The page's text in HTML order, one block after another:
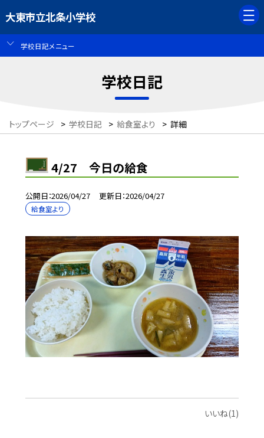
大東市立北条小学校
学校日記メニュー
学校日記
トップページ > 学校日記 > 給食室より > 詳細
4/27 今日の給食
公開日 2026/04/27 更新日 2026/04/27
給食室より
いいね(1)